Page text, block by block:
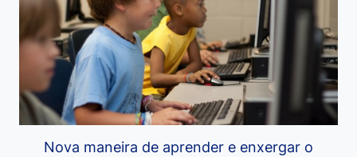
Nova maneira de aprender e enxergar o